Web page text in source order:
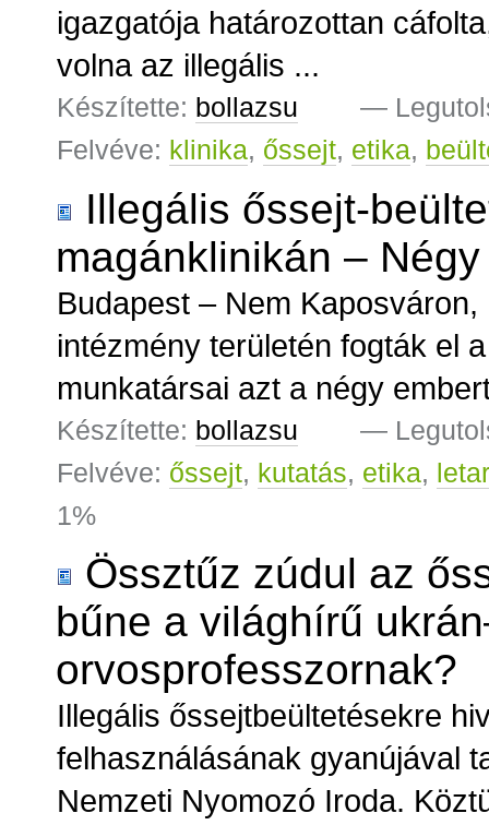
igazgatója határozottan
volna az illegális ...
Készítette: bollazsu —
Felvéve: klinika, őssejt, etika,
Illegális őssejt-
magánklinikán –
Budapest – Nem
intézmény területén fogták el
munkatársai azt a négy
Készítette: bollazsu —
Felvéve: őssejt, kutatás, etika,
1%
Össztűz zúdul az
bűne a világhírű
orvosprofesszornak?
Illegális őssejtbeültetésekre
felhasználásának gyanújával
Nemzeti Nyomozó Iroda.